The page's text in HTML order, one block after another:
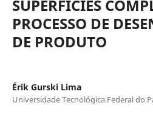
SUPERFÍCIES
PROCESSO DE
DE PRODUTO
Érik Gurski Lima
Universidade Tecnológica Federal do